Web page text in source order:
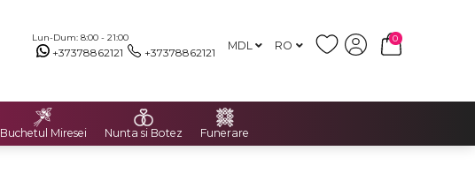
Lun-Dum: 8:00 - 21:00
+37378862121 +37378862121 MDL RO
0
Buchetul Miresei Nunta si Botez Funerare